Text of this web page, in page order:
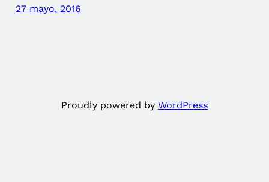
27 mayo, 2016
Proudly powered by WordPress